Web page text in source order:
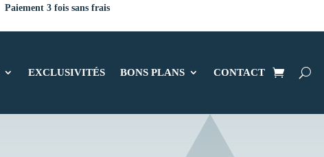
Paiement 3 fois sans frais
EXCLUSIVITÉS BONS PLANS CONTACT